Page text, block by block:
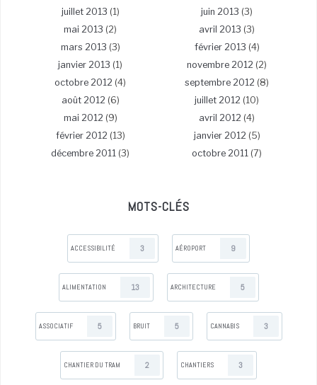
juillet 2013 (1) juin 2013 (3)
mai 2013 (2) avril 2013 (3)
mars 2013 (3) février 2013 (4)
janvier 2013 (1) novembre 2012 (2)
octobre 2012 (4) septembre 2012 (8)
août 2012 (6) juillet 2012 (10)
mai 2012 (9) avril 2012 (4)
février 2012 (13) janvier 2012 (5)
décembre 2011 (3) octobre 2011 (7)
MOTS-CLÉS
ACCESSIBILITÉ 3 AÉROPORT 9
ALIMENTATION 13 ARCHITECTURE 5
ASSOCIATIF 5 BRUIT 5 CANNABIS 3
CHANTIER DU TRAM 2 CHANTIERS 3